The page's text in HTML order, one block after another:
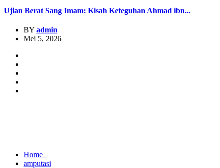
Ujian Berat Sang Imam: Kisah Keteguhan Ahmad ibn...
BY admin
Mei 5, 2026
Home
amputasi